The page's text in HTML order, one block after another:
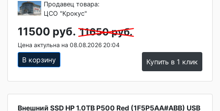
Продавец товара:
ЦСО "Крокус"
11500 руб. 11650 руб.
Цена актульна на 08.08.2026 20:04
В корзину Купить в 1 клик
Внешний SSD HP 1.0TB P500 Red (1F5P5AA#ABB) USB